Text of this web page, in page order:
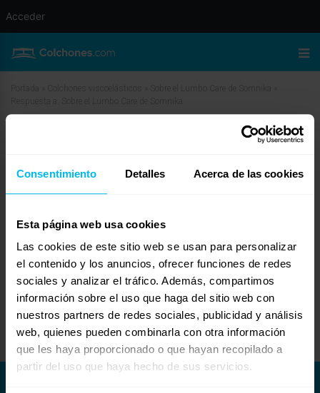
Consentimiento Detalles Acerca de las cookies
Esta página web usa cookies
Las cookies de este sitio web se usan para personalizar
el contenido y los anuncios, ofrecer funciones de redes
sociales y analizar el tráfico. Además, compartimos
información sobre el uso que haga del sitio web con
nuestros partners de redes sociales, publicidad y análisis
web, quienes pueden combinarla con otra información
que les haya proporcionado o que hayan recopilado a
partir del uso que haya hecho de sus servicios.
Respuesta a: Sobre el Lumbo Care
de Somnika
noviembre 12, 2025 a las 8:53 am
Yo lo compré hace 4 meses y lo voy a cambiar, me levanto que no puedo ni
girar la espalda y con más dolores de los que tenía, yo lo cogí porque me lo
recomendó la dependienta y es lo peor que he hecho además de carísimo y al
cambiarlo ahora encima tengo que pagar más por otro que me coja
Acceder